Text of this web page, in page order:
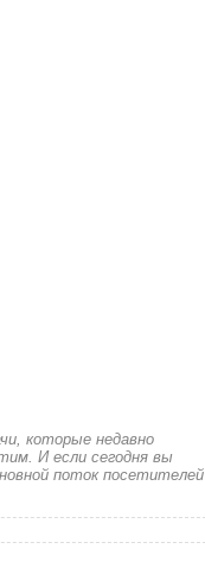
которые недавно
И если сегодня вы
поток